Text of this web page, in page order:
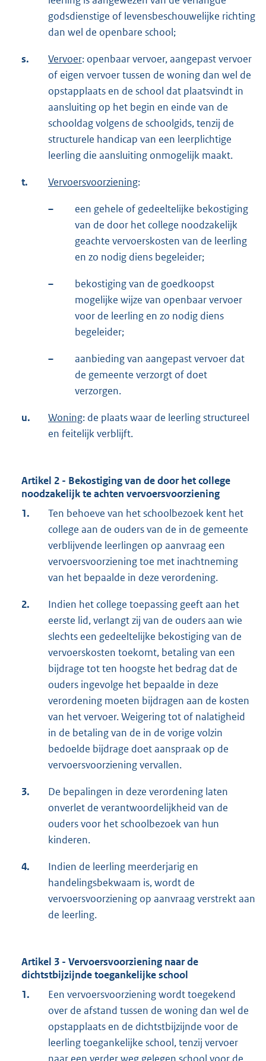
godsdienstige of levensbeschouwelijke richting
dan wel de openbare school;
s. Vervoer: openbaar vervoer, aangepast vervoer
of eigen vervoer tussen de woning dan wel de
opstapplaats en de school dat plaatsvindt in
aansluiting op het begin en einde van de
schooldag volgens de schoolgids, tenzij de
structurele handicap van een leerplichtige
leerling die aansluiting onmogelijk maakt.
t. Vervoersvoorziening:
–
een gehele of gedeeltelijke bekostiging
van de door het college noodzakelijk
geachte vervoerskosten van de leerling
en zo nodig diens begeleider;
–
bekostiging van de goedkoopst
mogelijke wijze van openbaar vervoer
voor de leerling en zo nodig diens
begeleider;
–
aanbieding van aangepast vervoer dat
de gemeente verzorgt of doet
verzorgen.
u. Woning: de plaats waar de leerling structureel
en feitelijk verblijft.
Artikel 2 - Bekostiging van de door het college
noodzakelijk te achten vervoersvoorziening
1.
Ten behoeve van het schoolbezoek kent het
college aan de ouders van de in de gemeente
verblijvende leerlingen op aanvraag een
vervoersvoorziening toe met inachtneming
van het bepaalde in deze verordening.
2.
Indien het college toepassing geeft aan het
eerste lid, verlangt zij van de ouders aan wie
slechts een gedeeltelijke bekostiging van de
vervoerskosten toekomt, betaling van een
bijdrage tot ten hoogste het bedrag dat de
ouders ingevolge het bepaalde in deze
verordening moeten bijdragen aan de kosten
van het vervoer. Weigering tot of nalatigheid
in de betaling van de in de vorige volzin
bedoelde bijdrage doet aanspraak op de
vervoersvoorziening vervallen.
3.
De bepalingen in deze verordening laten
onverlet de verantwoordelijkheid van de
ouders voor het schoolbezoek van hun
kinderen.
4.
Indien de leerling meerderjarig en
handelingsbekwaam is, wordt de
vervoersvoorziening op aanvraag verstrekt aan
de leerling.
Artikel 3 - Vervoersvoorziening naar de
dichtstbijzijnde toegankelijke school
1.
Een vervoersvoorziening wordt toegekend
over de afstand tussen de woning dan wel de
opstapplaats en de dichtstbijzijnde voor de
leerling toegankelijke school, tenzij vervoer